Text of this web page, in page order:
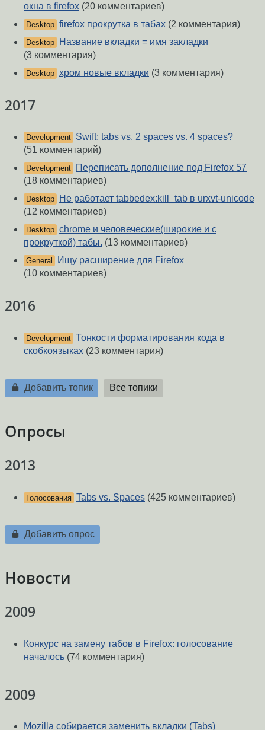
окна в firefox (20 комментариев)
Desktop firefox прокрутка в табах (2 комментария)
Desktop
Название вкладки = имя закладки
(3 комментария)
Desktop хром новые вкладки (3 комментария)
2017
Development Swift: tabs vs. 2 spaces vs. 4 spaces?
(51 комментарий)
Development
Переписать дополнение под Firefox 57
(18 комментариев)
Desktop
Не работает tabbedex:kill_tab в urxvt-unicode
(12 комментариев)
Desktop chrome и человеческие(широкие и с
прокруткой) табы. (13 комментариев)
General
Ищу расширение для Firefox
(10 комментариев)
2016
Development Тонкости форматирования кода в
скобкоязыках (23 комментария)
Добавить топик Все топики
Опросы
2013
Голосования Tabs vs. Spaces (425 комментариев)
Добавить опрос
Новости
2009
Конкурс на замену табов в Firefox: голосование
началось (74 комментария)
2009
Mozilla собирается заменить вкладки (Tabs)